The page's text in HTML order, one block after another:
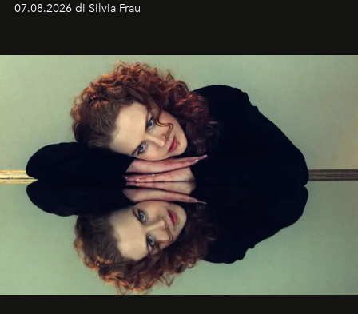
07.08.2026 di Silvia Frau